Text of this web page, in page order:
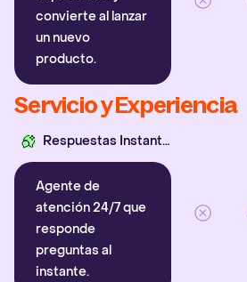
convierte al lanzar
un nuevo
producto.
Servicio y Experiencia
Respuestas Instantáneas
Agente de
atención 24/7 que
responde
preguntas al
instante.